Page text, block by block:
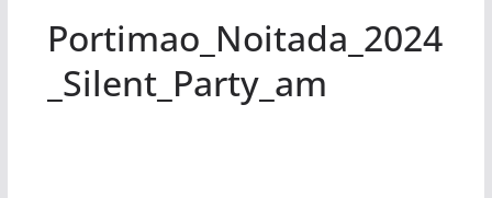
Portimao_Noitada_2024
_Silent_Party_am